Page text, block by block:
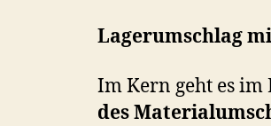
Lagerumschlag
Im Kern geht es
des